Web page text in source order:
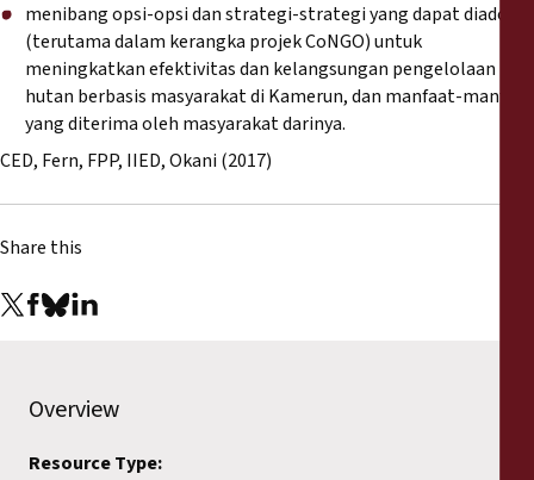
menibang opsi-opsi dan strategi-strategi yang dapat diadopsi
(terutama dalam kerangka projek CoNGO) untuk
meningkatkan efektivitas dan kelangsungan pengelolaan
hutan berbasis masyarakat di Kamerun, dan manfaat-manfaat
yang diterima oleh masyarakat darinya.
CED, Fern, FPP, IIED, Okani (2017)
Share this
Overview
Resource Type: